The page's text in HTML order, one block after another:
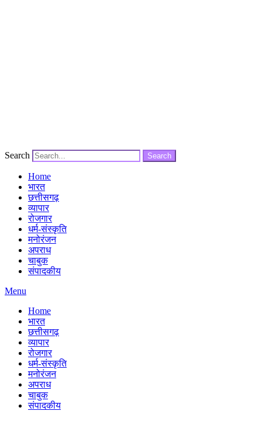
Search Search
Home
भारत
छत्तीसगढ़
व्यापार
रोजगार
धर्म-संस्कृति
मनोरंजन
अपराध
चाबुक
संपादकीय
Menu
Home
भारत
छत्तीसगढ़
व्यापार
रोजगार
धर्म-संस्कृति
मनोरंजन
अपराध
चाबुक
संपादकीय